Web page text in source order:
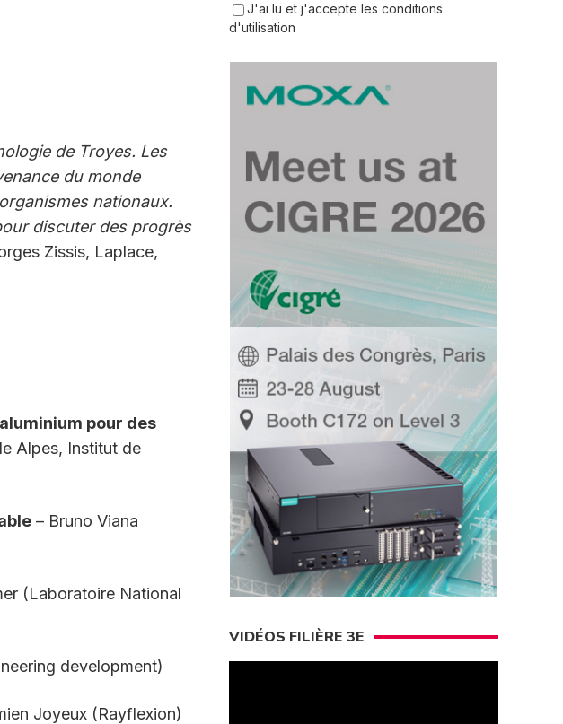
de Troyes. Les
du monde
nationaux.
discuter des progrès
Zissis, Laplace,
pour des
Alpes, Institut de
– Bruno Viana
(Laboratoire National
development)
Joyeux (Rayflexion)
J'ai lu et j'accepte les conditions
d'utilisation
VIDÉOS FILIÈRE 3E